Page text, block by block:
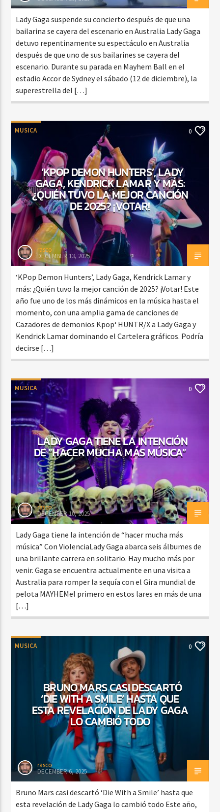
Lady Gaga suspende su concierto después de que una
bailarina se cayera del escenario en Australia Lady Gaga
detuvo repentinamente su espectáculo en Australia
después de que uno de sus bailarines se cayera del
escenario. Durante su parada en Mayhem Ball en el
estadio Accor de Sydney el sábado (12 de diciembre), la
superestrella del […]
MUSICA 0
‘KPOP DEMON HUNTERS’, LADY
GAGA, KENDRICK LAMAR Y MÁS:
¿QUIÉN TUVO LA MEJOR CANCIÓN
DE 2025? ¡VOTAR!
rasco
DECEMBER 13, 2025
‘KPop Demon Hunters’, Lady Gaga, Kendrick Lamar y
más: ¿Quién tuvo la mejor canción de 2025? ¡Votar! Este
año fue uno de los más dinámicos en la música hasta el
momento, con una amplia gama de canciones de
Cazadores de demonios Kpop‘ HUNTR/X a Lady Gaga y
Kendrick Lamar dominando el Cartelera gráficos. Podría
decirse […]
MUSICA 0
LADY GAGA TIENE LA INTENCIÓN
DE “HACER MUCHA MÁS MÚSICA”
rasco
DECEMBER 10, 2025
Lady Gaga tiene la intención de “hacer mucha más
música” Con ViolenciaLady Gaga abarca seis álbumes de
una brillante carrera en solitario. Hay mucho más por
venir. Gaga se encuentra actualmente en una visita a
Australia para romper la sequía con el Gira mundial de
pelota MAYHEMel primero en estos lares en más de una
[…]
MUSICA 0
BRUNO MARS CASI DESCARTÓ
‘DIE WITH A SMILE’ HASTA QUE
ESTA REVELACIÓN DE LADY GAGA
LO CAMBIÓ TODO
rasco
DECEMBER 6, 2025
Bruno Mars casi descartó ‘Die With a Smile’ hasta que
esta revelación de Lady Gaga lo cambió todo Este año,